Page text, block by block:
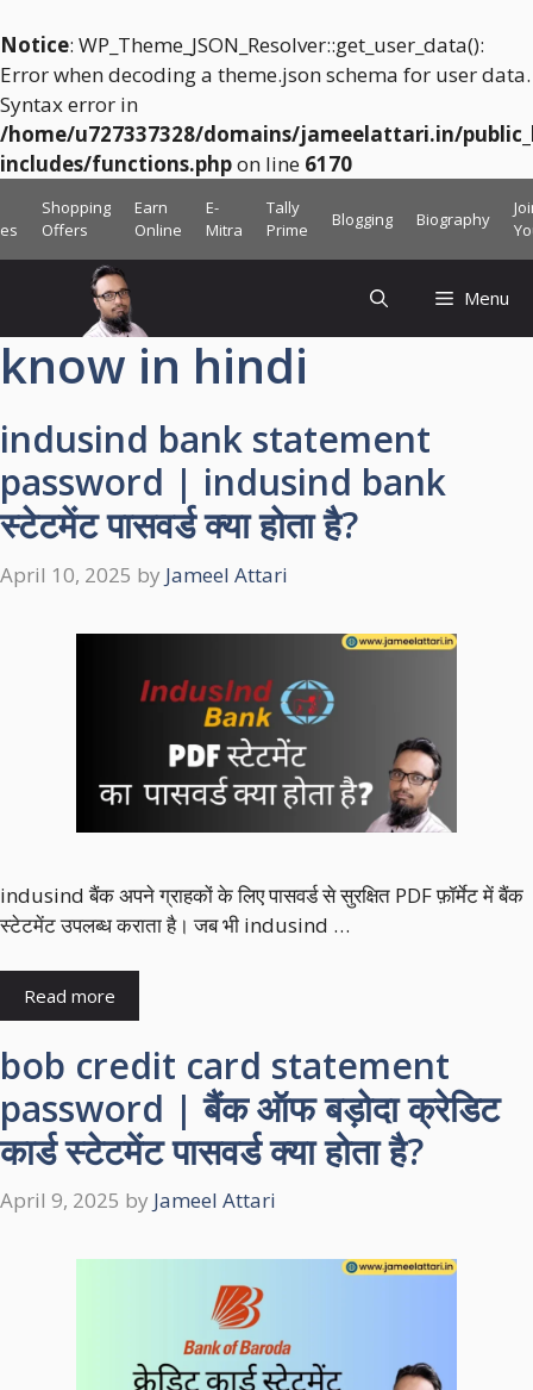
Notice: WP_Theme_JSON_Resolver::get_user_data():
Error when decoding a theme.json schema for user data.
Syntax error in
/home/u727337328/domains/jameelattari.in/
includes/functions.phpon line 6170
to
Shopping
Offers
Earn
Online
E-
Mitra
Tally
Prime
Blogging Biography
Menu
know in hindi
indusind bank statement
password | indusind bank
स्टेटमेंट पासवर्ड क्या होता है?
April 10, 2025 by Jameel Attari
indusind बैंक अपने ग्राहकों के लिए पासवर्ड से सुरक्षित PDF फ़ॉर्मेट में बैंक
स्टेटमेंट उपलब्ध कराता है। जब भी indusind …
Read more
bob credit card statement
password | बैंक ऑफ बड़ोदा क्रेडिट
कार्ड स्टेटमेंट पासवर्ड क्या होता है?
April 9, 2025 by Jameel Attari